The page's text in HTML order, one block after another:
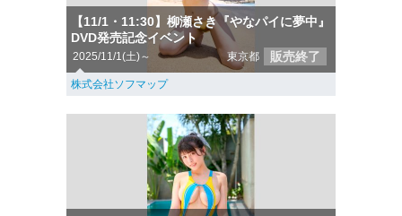
【11/1・11:30】柳瀬さき『やなパイに夢中』
DVD発売記念イベント
2025/11/1(土)～ 東京都 販売終了
株式会社ソフマップ